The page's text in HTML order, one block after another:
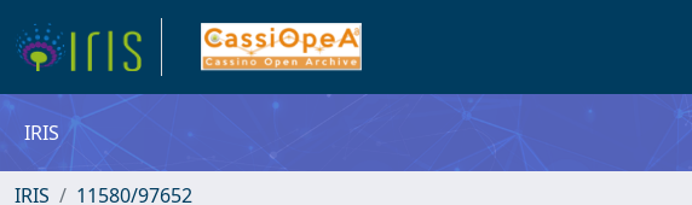
IRIS
IRIS 11580/97652